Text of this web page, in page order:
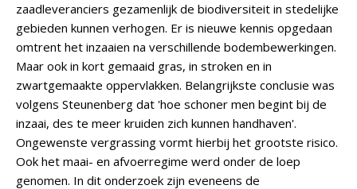
zaadleveranciers gezamenlijk de biodiversiteit in stedelijke
gebieden kunnen verhogen. Er is nieuwe kennis opgedaan
omtrent het inzaaien na verschillende bodembewerkingen.
Maar ook in kort gemaaid gras, in stroken en in
zwartgemaakte oppervlakken. Belangrijkste conclusie was
volgens Steunenberg dat 'hoe schoner men begint bij de
inzaai, des te meer kruiden zich kunnen handhaven'.
Ongewenste vergrassing vormt hierbij het grootste risico.
Ook het maai- en afvoerregime werd onder de loep
genomen. In dit onderzoek zijn eveneens de